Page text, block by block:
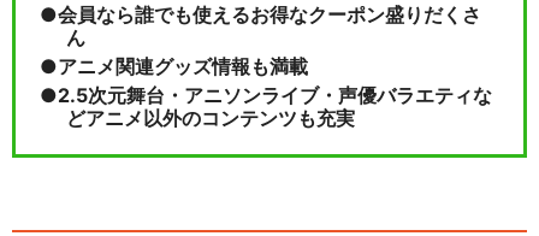
会員なら誰でも使えるお得なクーポン盛りだくさ
ん
アニメ関連グッズ情報も満載
2.5次元舞台・アニソンライブ・声優バラエティな
どアニメ以外のコンテンツも充実